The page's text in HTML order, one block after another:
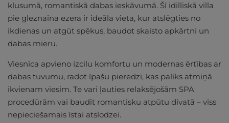
klusumā, romantiskā dabas ieskāvumā. Šī idilliskā villa
pie gleznaina ezera ir ideāla vieta, kur atslēgties no
ikdienas un atgūt spēkus, baudot skaisto apkārtni un
dabas mieru.
Viesnīca apvieno izcilu komfortu un modernas ērtības ar
dabas tuvumu, radot īpašu pieredzi, kas paliks atmiņā
ikvienam viesim. Te vari ļauties relaksējošām SPA
procedūrām vai baudīt romantisku atpūtu divatā – viss
nepieciešamais īstai atslodzei.